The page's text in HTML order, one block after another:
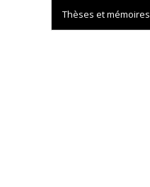
Thèses et mémoires